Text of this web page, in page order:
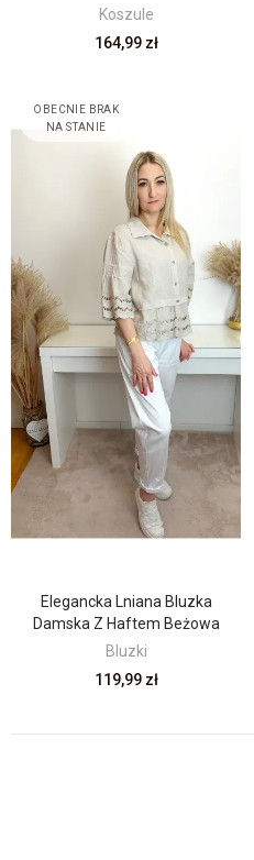
Koszule
164,99 zł
OBECNIE BRAK
NA STANIE
Elegancka Lniana Bluzka
Damska Z Haftem Beżowa
Bluzki
119,99 zł